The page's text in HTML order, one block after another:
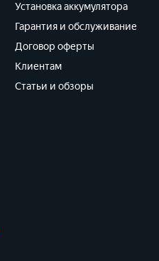
Установка аккумулятора
Гарантия и обслуживание
Договор оферты
Клиентам
Статьи и обзоры